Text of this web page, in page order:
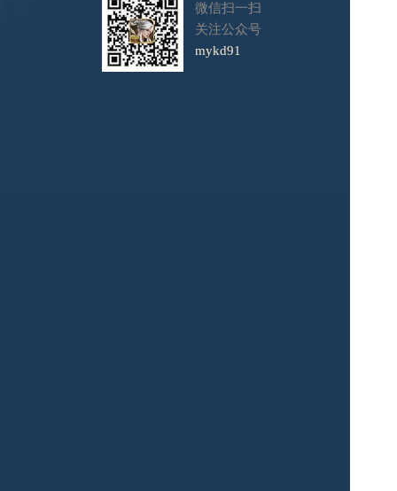
微信扫一扫
关注公众号
mykd91